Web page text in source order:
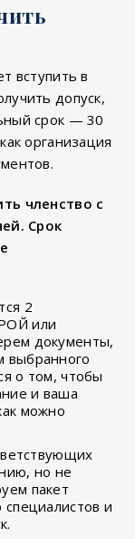
вступить в
допуск,
срок — 30
организация
членство с
Срок
2
или
документы,
выбранного
о том, чтобы
и ваша
можно
но не
пакет
и